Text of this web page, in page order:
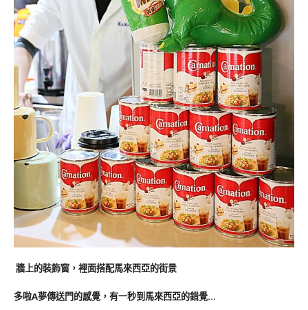
牆上的裝飾窗，裡面搭配馬來西亞的街景
多啦A夢傳送門的感覺，有一秒到馬來西亞的錯覺…